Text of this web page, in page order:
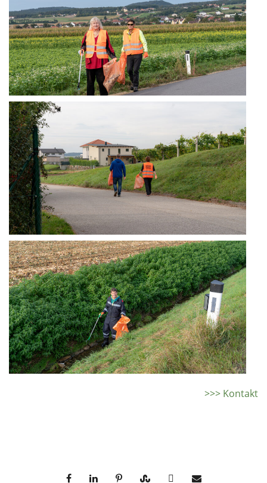
>>> Kontakt